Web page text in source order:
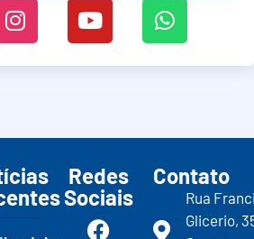
Redes
Sociais
Contato
Rua
Glicerio,